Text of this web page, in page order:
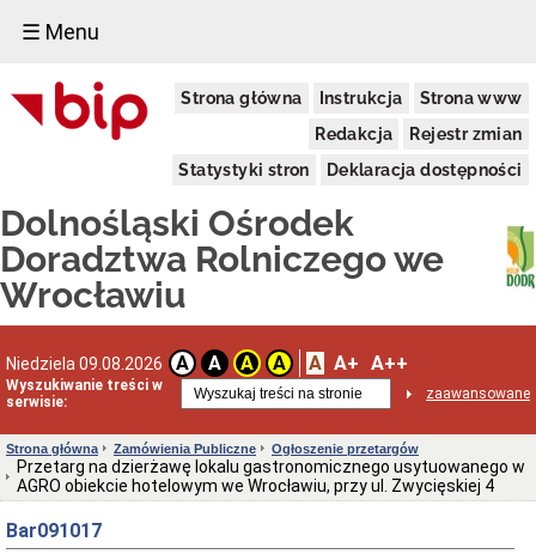
☰ Menu
Strona główna Instrukcja
Strona www
Redakcja
Rejestr zmian
Statystyki stron
Deklaracja dostępności
Dolnośląski Ośrodek
Doradztwa Rolniczego we
Wrocławiu
Niedziela 09.08.2026 A A A A A A+ A++
Wyszukiwanie treści w
serwisie:
zaawansowane
Informacje
Ogólne
Dane
Komórki
Organizacyjne
Powiatowe
Zespoły
Doradztwa
Rolniczego
dostępności
Schemat
organizacyjny
Statut
i
Regulamin
Aktualne
oferty
Strona główna Zamówienia Publiczne Ogłoszenie przetargów
Przetarg na dzierżawę lokalu gastronomicznego usytuowanego w
AGRO obiekcie hotelowym we Wrocławiu, przy ul. Zwycięskiej 4
Bar091017